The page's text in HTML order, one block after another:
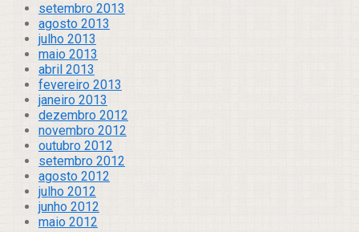
setembro 2013
agosto 2013
julho 2013
maio 2013
abril 2013
fevereiro 2013
janeiro 2013
dezembro 2012
novembro 2012
outubro 2012
setembro 2012
agosto 2012
julho 2012
junho 2012
maio 2012